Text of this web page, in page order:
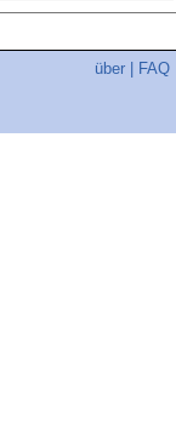
über FAQ